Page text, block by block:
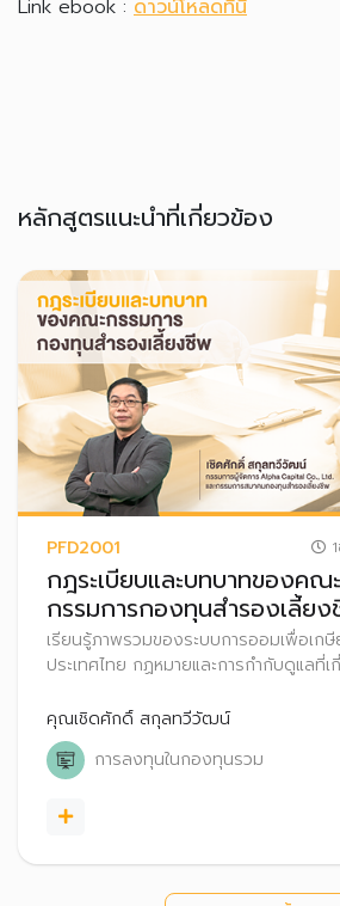
Link ebook : ดาวน์โหลดที่นี่
หลักสูตรแนะนำที่เกี่ยวข้อง
PFD2001
กฎระเบียบและบทบาทของคณะ
กรรมการกองทุนสำรองเลี้ย
เรียนรู้ภาพรวมของระบบการออมเพื่อเก
ประเทศไทย กฏหมายและการกำกับดูแลที่
คุณเชิดศักดิ์ สกุลทวีวัฒน์
การลงทุนในกองทุนรวม